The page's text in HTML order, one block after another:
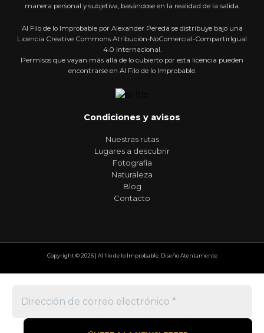
manera personal y subjetiva, basándose en la realidad de la salida.
Al Filo de lo Improbable por Alexander Pereda se distribuye bajo una
Licencia Creative Commons Atribución-NoComercial-CompartirIgual
4.0 Internacional.
Permisos que vayan más allá de lo cubierto por esta licencia pueden
encontrarse en Al Filo de lo Improbable.
Condiciones y avisos
Nuestras rutas
Lugares a descubrir
Fotografía
Naturaleza
Blog
Contacto
Copyright © 2026 | Al filo de lo Improbable. Diseño Atentamente